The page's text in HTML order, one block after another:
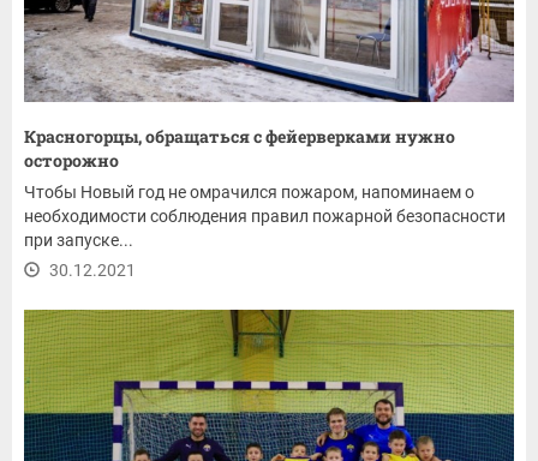
Красногорцы, обращаться с фейерверками нужно
осторожно
Чтобы Новый год не омрачился пожаром, напоминаем о
необходимости соблюдения правил пожарной безопасности
при запуске...
30.12.2021